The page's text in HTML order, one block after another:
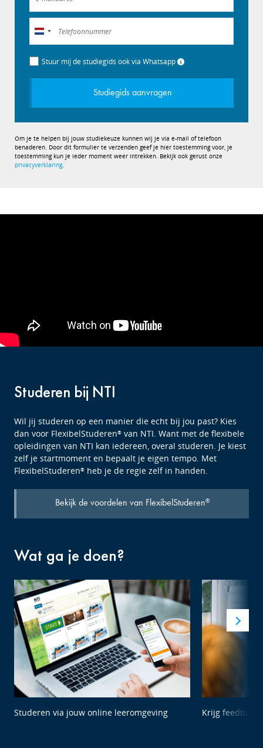
Nederland
+31
Stuur mij de studiegids ook via Whatsapp
Studiegids aanvragen
Om je te helpen bij jouw studiekeuze kunnen wij je via e-mail of telefoon
benaderen. Door dit formulier te verzenden geef je hier toestemming voor, je
toestemming kun je ieder moment weer intrekken. Bekijk ook gerust onze
privacyverklaring.
Studeren bij NTI
Wil jij studeren op een manier die echt bij jou past? Kies
dan voor FlexibelStuderen® van NTI. Want met de flexibele
opleidingen van NTI kan iedereen, overal studeren. Je kiest
zelf je startmoment en bepaalt je eigen tempo. Met
FlexibelStuderen® heb je de regie zelf in handen.
Bekijk de voordelen van FlexibelStuderen®
Wat ga je doen?
Studeren via jouw online leeromgeving Krijg feedback